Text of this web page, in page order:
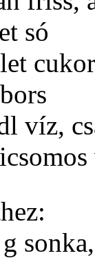
só
cukor
víz,